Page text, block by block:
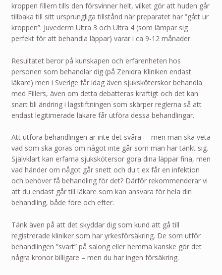
kroppen fillern tills den försvinner helt, vilket gör att huden går
tillbaka till sitt ursprungliga tillstånd när preparatet har ”gått ur
kroppen”. Juvederm Ultra 3 och Ultra 4 (som lämpar sig
perfekt för att behandla läppar) varar i ca 9-12 månader.
Resultatet beror på kunskapen och erfarenheten hos
personen som behandlar dig (på Zenidra Kliniken endast
läkare) men i Sverige får idag även sjuksköterskor behandla
med Fillers, även om detta debatteras kraftigt och det kan
snart bli ändring i lagstiftningen som skärper reglerna så att
endast legitimerade läkare får utföra dessa behandlingar.
Att utföra behandlingen är inte det svåra – men man ska veta
vad som ska göras om något inte går som man har tänkt sig.
Självklart kan erfarna sjukskötersor göra dina läppar fina, men
vad händer om något går snett och du t ex får en infektion
och behöver få behandling för det? Därför rekommenderar vi
att du endast går till läkare som kan ansvara för hela din
behandling, både före och efter.
Tänk även på att det skyddar dig som kund att gå till
registrerade kliniker som har yrkesförsäkring. De som utför
behandlingen ”svart” på salong eller hemma kanske gör det
några kronor billigare – men du har ingen försäkring.